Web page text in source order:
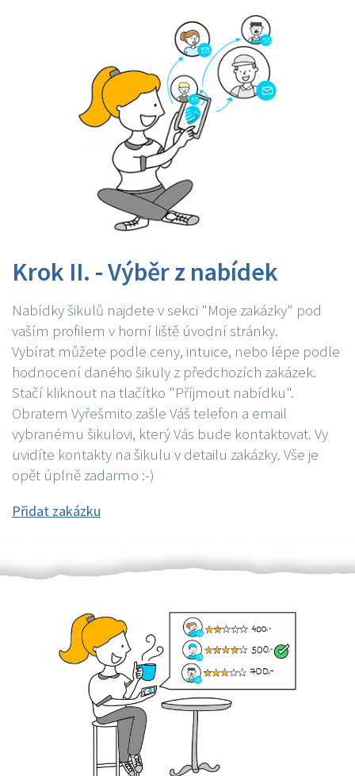
Krok II. - Výběr z nabídek
Nabídky šikulů najdete v sekci "Moje zakázky" pod
vaším profilem v horní liště úvodní stránky.
Vybírat můžete podle ceny, intuice, nebo lépe podle
hodnocení daného šikuly z předchozích zakázek.
Stačí kliknout na tlačítko "Příjmout nabídku".
Obratem Vyřešmito zašle Váš telefon a email
vybranému šikulovi, který Vás bude kontaktovat. Vy
uvidíte kontakty na šikulu v detailu zakázky. Vše je
opět úplně zadarmo :-)
Přidat zakázku